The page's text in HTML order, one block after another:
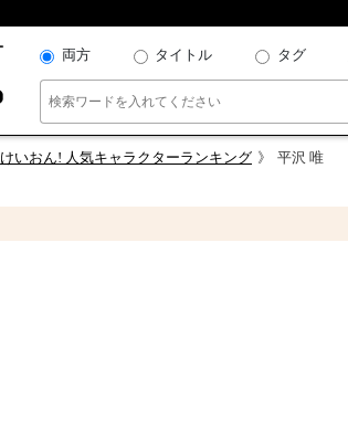
両方 タイトル タグ
けいおん! 人気キャラクターランキング 平沢 唯